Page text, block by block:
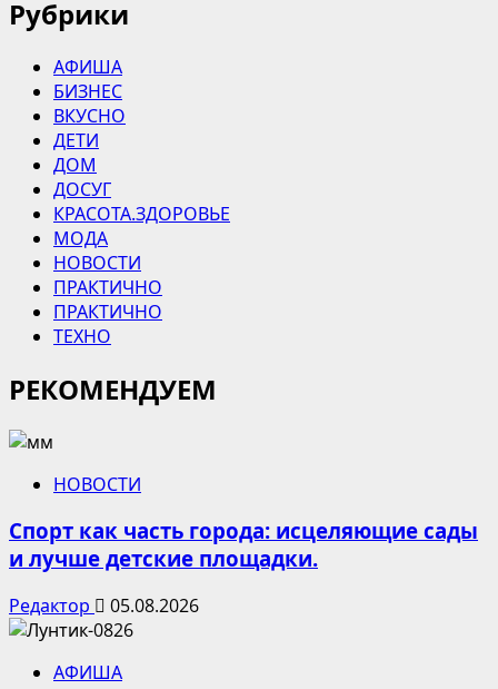
Рубрики
АФИША
БИЗНЕС
ВКУСНО
ДЕТИ
ДОМ
ДОСУГ
КРАСОТА.ЗДОРОВЬЕ
МОДА
НОВОСТИ
ПРАКТИЧНО
ПРАКТИЧНО
ТЕХНО
РЕКОМЕНДУЕМ
НОВОСТИ
Спорт как часть города: исцеляющие сады
и лучше детские площадки.
Редактор 05.08.2026
АФИША